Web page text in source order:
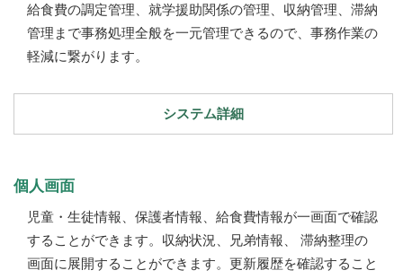
給食費の調定管理、就学援助関係の管理、収納管理、滞納
管理まで事務処理全般を一元管理できるので、事務作業の
軽減に繋がります。
システム詳細
個人画面
児童・生徒情報、保護者情報、給食費情報が一画面で確認
することができます。収納状況、兄弟情報、 滞納整理の
画面に展開することができます。更新履歴を確認すること